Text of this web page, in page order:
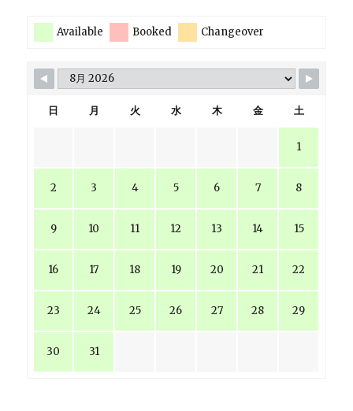
Available Booked Changeover
日 月 火 水 木 金 土
1
2 3 4 5 6 7 8
9 10 11 12 13 14 15
16 17 18 19 20 21 22
23 24 25 26 27 28 29
30 31